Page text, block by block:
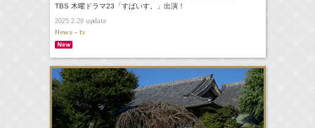
TBS 木曜ドラマ23「すぱいす。」出演！
2025.2.28update
News - tv